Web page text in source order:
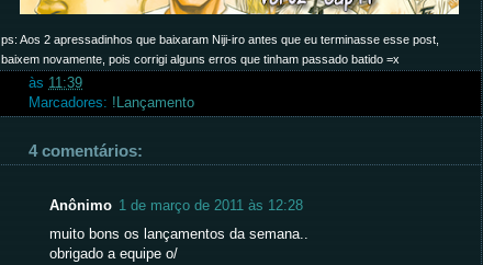
ps: Aos 2 apressadinhos que baixaram Niji-iro antes que eu terminasse esse post,
baixem novamente, pois corrigi alguns erros que tinham passado batido =x
às 11:39
Marcadores: !Lançamento
4 comentários:
Anônimo 1 de março de 2011 às 12:28
muito bons os lançamentos da semana..
obrigado a equipe o/